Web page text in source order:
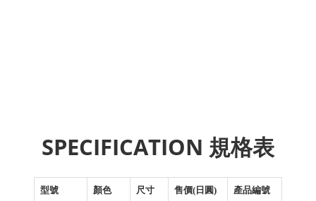
SPECIFICATION 規格表
型號 顏色 尺寸 售價(日圓) 產品編號